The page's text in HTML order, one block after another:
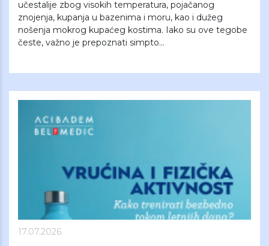
učestalije zbog visokih temperatura, pojačanog
znojenja, kupanja u bazenima i moru, kao i dužeg
nošenja mokrog kupaćeg kostima. Iako su ove tegobe
česte, važno je prepoznati simpto...
17.07.2026.